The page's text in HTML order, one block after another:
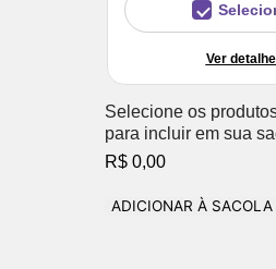
Ver
Selecione os
para incluir em sua
R$ 0,00
ADICIONAR À SACOLA